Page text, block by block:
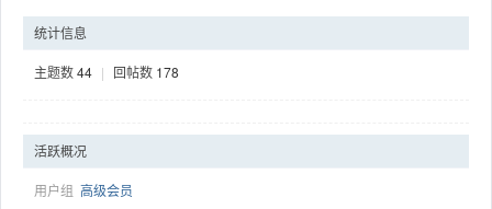
统计信息
主题数44 | 回帖数 178
活跃概况
用户组 高级会员